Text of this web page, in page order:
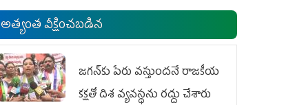
అత్యంత వీక్షించబడిన
జగన్‌కు పేరు వస్తుందనే రాజకీయ
కక్షతో దిశ వ్య‌వ‌స్థ‌ను రద్దు చేశారు